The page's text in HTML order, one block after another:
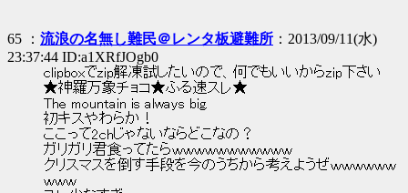
65 ： 流浪の名無し難民＠レンタ板避難所 ：2013/09/11(水)
23:37:44 ID:a1XRfJOgb0
clipboxでzip解凍試したいので、何でもいいからzip下さい
★神羅万象チョコ★ふる速スレ★
The mountain is always big.
初キスやわらか！
ここって2chじゃないならどこなの？
ガリガリ君食ってたらｗｗｗｗｗｗｗｗｗｗｗ
クリスマスを倒す手段を今のうちから考えようぜｗｗｗｗｗｗ
ｗｗｗ